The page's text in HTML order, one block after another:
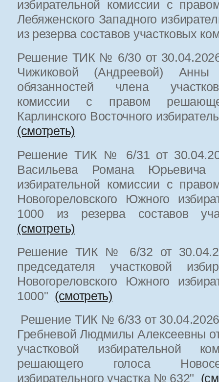
избирательной комиссии с
Лебяженского Западного
из резерва составов участковых
Решение ТИК № 6/30 от
Чижиковой (Андреевой)
обязанностей члена
комиссии с правом
Карлинского Восточного
(смотреть)
Решение ТИК № 6/31 от
Васильева Романа Юрьевича
избирательной комиссии с
Новогореловского Южного
1000 из резерва составов
(смотреть)
Решение ТИК № 6/32 от
председателя участковой
Новогореловского Южного
1000" (смотреть)
Решение ТИК № 6/33 от
Гребневой Людмилы Алексеевны
участковой избирательной
решающего голоса
избирательного участка № 632"